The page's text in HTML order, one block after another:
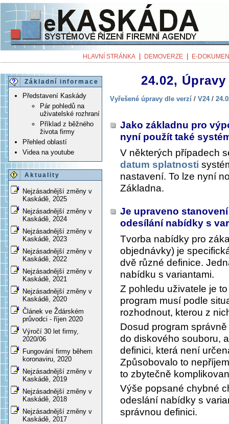
HLAVNÍ STRÁNKA DEMOVERZE E-
Základní informace
Představení Kaskády
Pár pohledů na
uživatelské rozhraní
Příklad z běžného
života firmy
Přehled oblastí
Videa na youtube
Aktuality
Nejzásadnější změny v
Kaskádě, 2025
Nejzásadnější změny v
Kaskádě, 2024
Nejzásadnější změny v
Kaskádě, 2023
Nejzásadnější změny v
Kaskádě, 2022
Nejzásadnější změny v
Kaskádě, 2021
Nejzásadnější změny v
Kaskádě, 2020
Článek ve Ždárském
průvodci - říjen 2020
Výročí 30 let firmy,
2020/06
Fungování firmy během
koronaviru, 2020
Nejzásadnější změny v
Kaskádě, 2019
Nejzásadnější změny v
Kaskádě, 2018
Nejzásadnější změny v
Kaskádě, 2017
24.02,
Vyřešené úpravy dle verzí / V24/
Jako základnu pro
nyní použít také
V některých případech
datum splatnosti
nastavení. To lze nyní
Základna.
Je upraveno
odesílání nabídky s
Tvorba nabídky pro
objednávky) je
dvě různé definice.
nabídku s variantami.
Z pohledu uživatele je
program musí podle
rozhodnout, kterou z
Dosud program
do diskového souboru,
definici, která není
Způsobovalo to
to zbytečně
Výše popsané chybné
odeslání nabídky s
správnou definici.